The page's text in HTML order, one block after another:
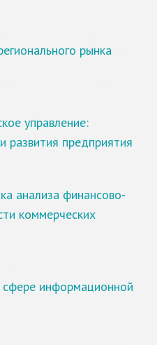
рынка
управление:
развития предприятия
анализа финансово-
коммерческих
информационной